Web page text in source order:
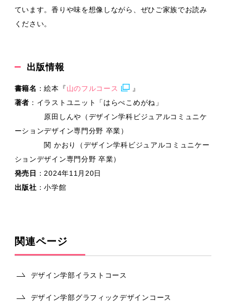
ています。香りや味を想像しながら、ぜひご家族でお読み
ください。
出版情報
書籍名 ：絵本『山のフルコース
』
著者 ：イラストユニット「はらぺこめがね」
原田しんや（デザイン学科ビジュアルコミュニケ
ーションデザイン専門分野 卒業）
関 かおり（デザイン学科ビジュアルコミュニケー
ションデザイン専門分野 卒業）
発売日
：2024年11月20日
出版社 ：小学館
関連ページ
デザイン学部イラストコース
デザイン学部グラフィックデザインコース